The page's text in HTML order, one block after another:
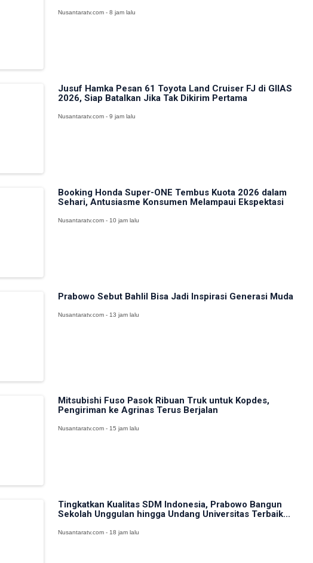
Nusantaratv.com - 8 jam lalu
Jusuf Hamka Pesan 61 Toyota Land Cruiser FJ di GIIAS
2026, Siap Batalkan Jika Tak Dikirim Pertama
Nusantaratv.com - 9 jam lalu
Booking Honda Super-ONE Tembus Kuota 2026 dalam
Sehari, Antusiasme Konsumen Melampaui Ekspektasi
Nusantaratv.com - 10 jam lalu
Prabowo Sebut Bahlil Bisa Jadi Inspirasi Generasi Muda
Nusantaratv.com - 13 jam lalu
Mitsubishi Fuso Pasok Ribuan Truk untuk Kopdes,
Pengiriman ke Agrinas Terus Berjalan
Nusantaratv.com - 15 jam lalu
Tingkatkan Kualitas SDM Indonesia, Prabowo Bangun
Sekolah Unggulan hingga Undang Universitas Terbaik...
Nusantaratv.com - 18 jam lalu